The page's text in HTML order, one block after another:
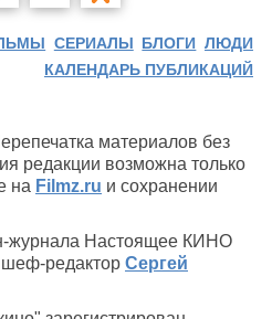
СЕРИАЛЫ БЛОГИ ЛЮДИ
КАЛЕНДАРЬ ПУБЛИКАЦИЙ
материалов без
редакции возможна только
на Filmz.ru и сохранении
журнала Настоящее КИНО
шеф-редактор Сергей